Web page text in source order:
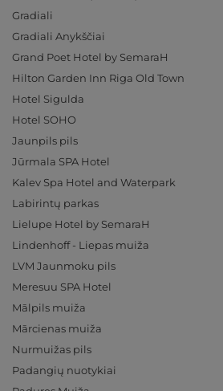
Gradiali
Gradiali Anykščiai
Grand Poet Hotel by SemaraH
Hilton Garden Inn Riga Old Town
Hotel Sigulda
Hotel SOHO
Jaunpils pils
Jūrmala SPA Hotel
Kalev Spa Hotel and Waterpark
Labirintų parkas
Lielupe Hotel by SemaraH
Lindenhoff - Liepas muiža
LVM Jaunmoku pils
Meresuu SPA Hotel
Mālpils muiža
Mārcienas muiža
Nurmuižas pils
Padangių nuotykiai